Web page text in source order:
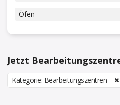
Öfen
Jetzt
Kategorie: Bearbeitungszentren